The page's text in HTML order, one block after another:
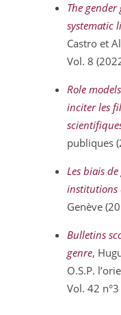
The
systematic
Castro et
Vol. 8
Role
inciter les
publiques
Les biais
institutions
Genève
Bulletins
genre,
O.S.P.
Vol. 42